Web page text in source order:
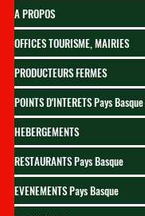
A PROPOS
OFFICES TOURISME, MAIRIES
PRODUCTEURS FERMES
POINTS D'INTERETS Pays Basque
HEBERGEMENTS
RESTAURANTS Pays Basque
EVENEMENTS Pays Basque